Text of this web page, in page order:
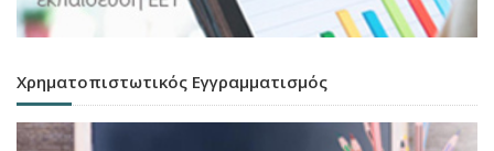
Χρηματοπιστωτικός Εγγραμματισμός